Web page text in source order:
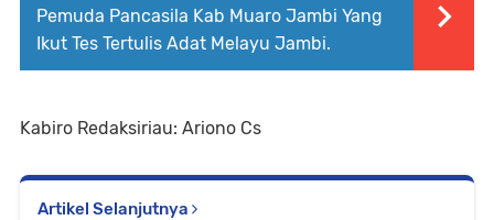
Pemuda Pancasila Kab Muaro Jambi Yang
Ikut Tes Tertulis Adat Melayu Jambi.
Kabiro Redaksiriau: Ariono Cs
Artikel Selanjutnya